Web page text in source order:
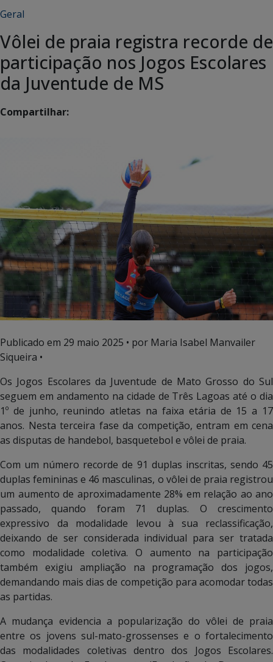
Geral
Vôlei de praia registra recorde de
participação nos Jogos Escolares
da Juventude de MS
Compartilhar:
Publicado em 29 maio 2025 • por Maria Isabel Manvailer
Siqueira •
Os Jogos Escolares da Juventude de Mato Grosso do Sul
seguem em andamento na cidade de Três Lagoas até o dia
1º de junho, reunindo atletas na faixa etária de 15 a 17
anos. Nesta terceira fase da competição, entram em cena
as disputas de handebol, basquetebol e vôlei de praia.
Com um número recorde de 91 duplas inscritas, sendo 45
duplas femininas e 46 masculinas, o vôlei de praia registrou
um aumento de aproximadamente 28% em relação ao ano
passado, quando foram 71 duplas. O crescimento
expressivo da modalidade levou à sua reclassificação,
deixando de ser considerada individual para ser tratada
como modalidade coletiva. O aumento na participação
também exigiu ampliação na programação dos jogos,
demandando mais dias de competição para acomodar todas
as partidas.
A mudança evidencia a popularização do vôlei de praia
entre os jovens sul-mato-grossenses e o fortalecimento
das modalidades coletivas dentro dos Jogos Escolares.